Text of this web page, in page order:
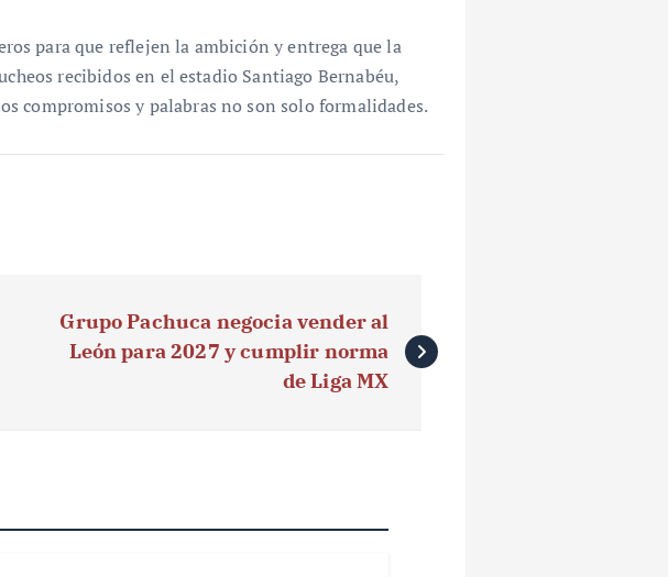
para que reflejen la ambición y entrega que la
recibidos en el estadio Santiago Bernabéu,
compromisos y palabras no son solo formalidades.
Grupo Pachuca negocia vender al
León para 2027 y cumplir norma
de Liga MX